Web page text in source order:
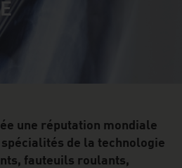
une réputation mondiale
de la technologie
fauteuils roulants,